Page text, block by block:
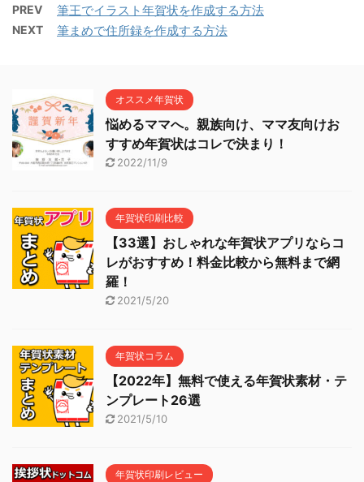
PREV 筆王でイラスト年賀状を作成する方法
NEXT 筆まめで住所録を作成する方法
オススメ年賀状
悩めるママへ。親族向け、ママ友向けお
すすめ年賀状はコレで決まり！
2022/11/9
年賀状印刷比較
【33選】おしゃれな年賀状アプリならコ
レがおすすめ！料金比較から無料まで網
羅！
2021/5/20
年賀状コラム
【2022年】無料で使える年賀状素材・テ
ンプレート26選
2021/5/10
年賀状印刷レビュー